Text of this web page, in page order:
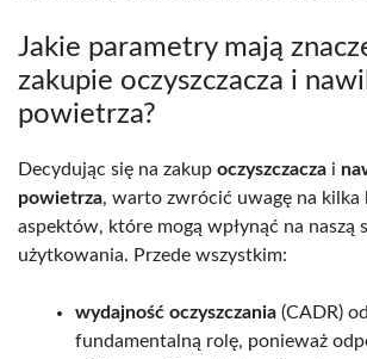
Jakie parametry mają
zakupie oczyszczacza i
powietrza?
Decydując się na zakup oczyszczacza i
powietrza, warto zwrócić uwagę na kilka
aspektów, które mogą wpłynąć na naszą
użytkowania. Przede wszystkim:
wydajność oczyszczania (CADR)
fundamentalną rolę, ponieważ